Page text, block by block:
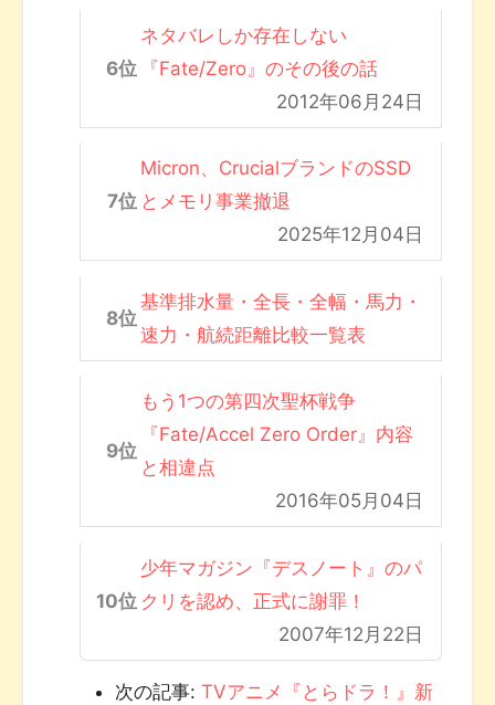
ネタバレしか存在しない
『Fate/Zero』のその後の話
2012年06月24日
Micron、CrucialブランドのSSD
とメモリ事業撤退
2025年12月04日
基準排水量・全長・全幅・馬力・
速力・航続距離比較一覧表
もう1つの第四次聖杯戦争
『Fate/Accel Zero Order』内容
と相違点
2016年05月04日
少年マガジン『デスノート』のパ
クリを認め、正式に謝罪！
2007年12月22日
次の記事: TVアニメ『とらドラ！』新